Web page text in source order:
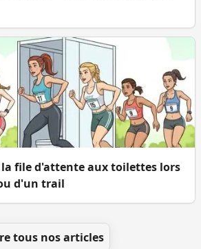
file d'attente aux toilettes lors
d'un trail
tous nos articles